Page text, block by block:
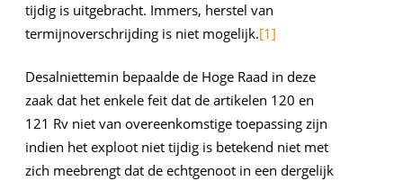
tijdig is uitgebracht. Immers, herstel van
termijnoverschrijding is niet mogelijk.[1]
Desalniettemin bepaalde de Hoge Raad in deze
zaak dat het enkele feit dat de artikelen 120 en
121 Rv niet van overeenkomstige toepassing zijn
indien het exploot niet tijdig is betekend niet met
zich meebrengt dat de echtgenoot in een dergelijk